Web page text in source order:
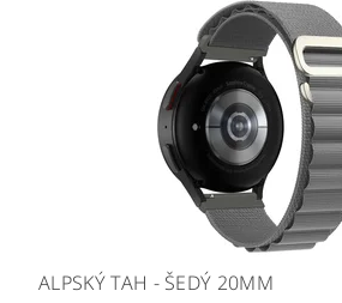
ALPSKÝ TAH - ŠEDÝ 20MM